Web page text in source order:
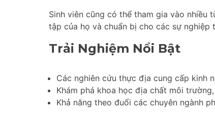
Sinh viên cũng có thể tham gia vào nhiều
tập của họ và chuẩn bị cho các sự nghiệp
Trải Nghiệm Nổi Bật
Các nghiên cứu thực địa cung cấp kinh
Khám phá khoa học địa chất môi
Khả năng theo đuổi các chuyên ngành